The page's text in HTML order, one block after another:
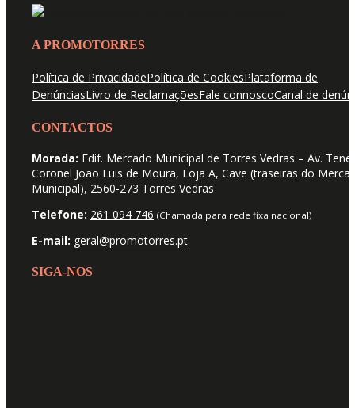
A PROMOTORRES
Política de PrivacidadePolítica de CookiesPlataforma de
DenúnciasLivro de ReclamaçõesFale connoscoCanal de
CONTACTOS
Morada: Edif. Mercado Municipal de Torres Vedras – Av.
Coronel João Luis de Moura, Loja A, Cave (traseiras do
Municipal), 2560-273 Torres Vedras
Telefone: 261 094 746 (Chamada para rede fixa nacional)
E-mail: geral@promotorres.pt
SIGA-NOS